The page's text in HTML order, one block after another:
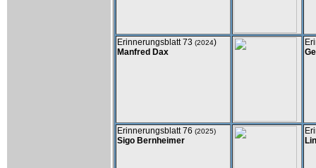
Erinnerungsblatt 73 (2024)
Manfred Dax
Erinnerungsblatt 76 (2025)
Sigo Bernheimer